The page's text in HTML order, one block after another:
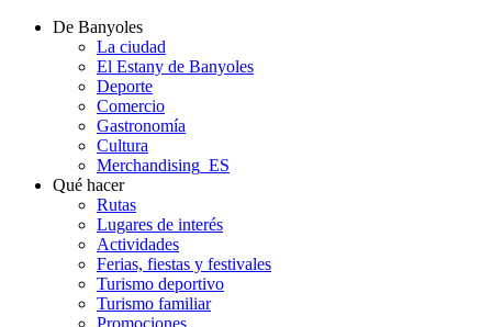
De Banyoles
La ciudad
El Estany de Banyoles
Deporte
Comercio
Gastronomía
Cultura
Merchandising_ES
Qué hacer
Rutas
Lugares de interés
Actividades
Ferias, fiestas y festivales
Turismo deportivo
Turismo familiar
Promociones